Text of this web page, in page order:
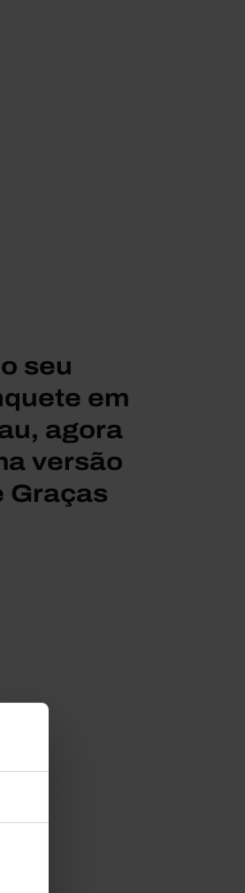
seu
em
agora
versão
Graças